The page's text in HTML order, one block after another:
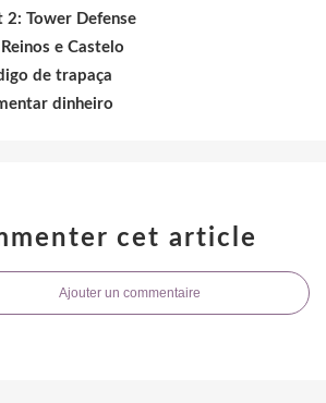
2: Tower Defense
Reinos e Castelo
de trapaça
dinheiro
cet article
Ajouter un commentaire